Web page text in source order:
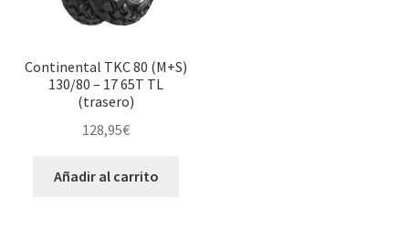
Continental TKC 80 (M+S)
130/80 – 17 65T TL
(trasero)
128,95€
Añadir al carrito